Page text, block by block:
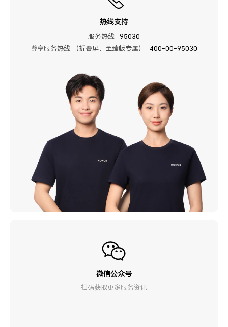
热线支持
服务热线
95030
尊享服务热线 （折叠屏、至臻版专属）
400-00-95030
微信公众号
扫码获取更多服务资讯